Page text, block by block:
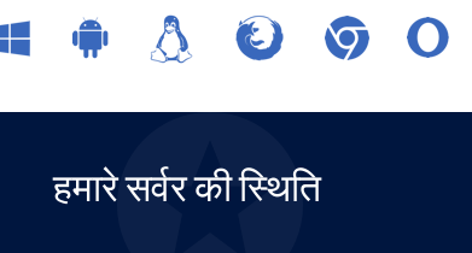
हमारे सर्वर की स्थिति